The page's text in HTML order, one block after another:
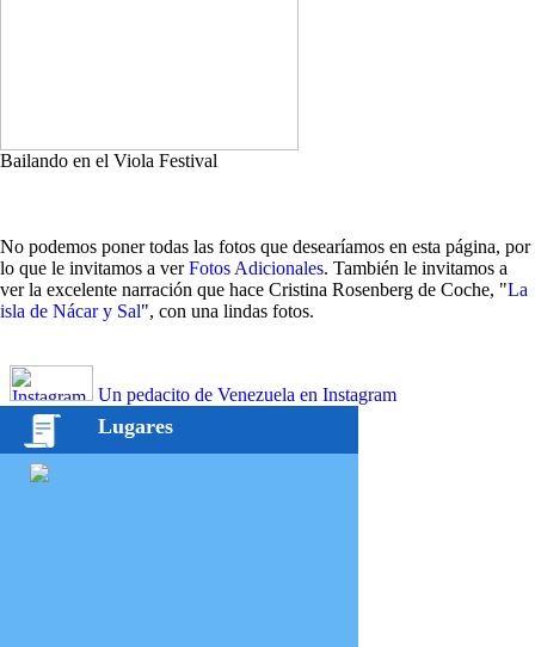
Bailando en el Viola Festival
No podemos poner todas las fotos que desearíamos en esta página, por
lo que le invitamos a verFotos Adicionales. También le invitamos a
ver la excelente narración que hace Cristina Rosenberg de Coche, "La
isla de Nácar y Sal", con una lindas fotos.
Un pedacito de Venezuela en Instagram
Lugares